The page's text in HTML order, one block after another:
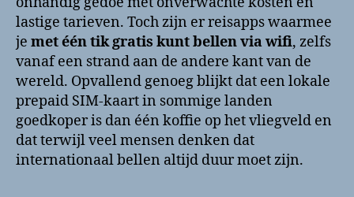
lastige tarieven. Toch zijn er reisapps waarmee
je met één tik gratis kunt bellen via wifi, zelfs
vanaf een strand aan de andere kant van de
wereld. Opvallend genoeg blijkt dat een lokale
prepaid SIM-kaart in sommige landen
goedkoper is dan één koffie op het vliegveld en
dat terwijl veel mensen denken dat
internationaal bellen altijd duur moet zijn.